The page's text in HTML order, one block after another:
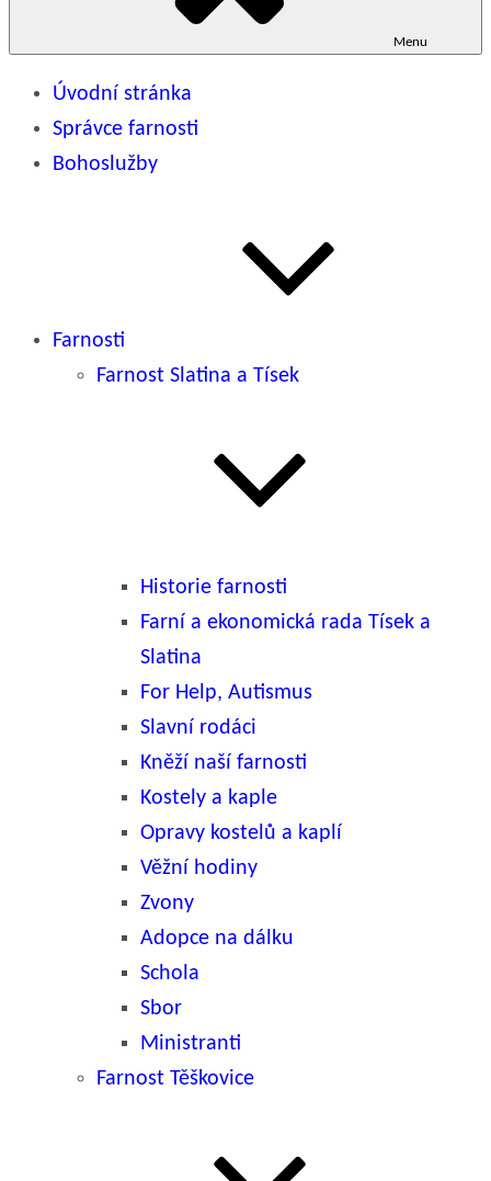
Menu
Úvodní stránka
Správce farnosti
Bohoslužby
Farnosti
Farnost Slatina a Tísek
Historie farnosti
Farní a ekonomická rada Tísek a
Slatina
For Help, Autismus
Slavní rodáci
Kněží naší farnosti
Kostely a kaple
Opravy kostelů a kaplí
Věžní hodiny
Zvony
Adopce na dálku
Schola
Sbor
Ministranti
Farnost Těškovice